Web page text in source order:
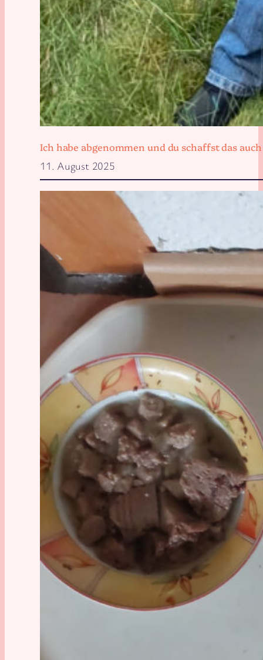
Ich habe abgenommen und du schaffst das auch
11. August 2025